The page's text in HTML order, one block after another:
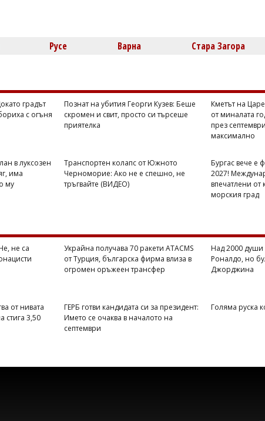
Русе Варна Стара Загора
градът
с огъня
Познат на убития Георги Кузев: Беше
скромен и свит, просто си търсеше
приятелка
Кметът на
от миналата
през
максимално
в луксозен
има
му
Транспортен колапс от Южното
Черноморие: Ако не е спешно, не
тръгвайте (ВИДЕО)
Бургас вече е
2027!
впечатлени от
морския град
не са
Украйна получава 70 ракети ATACMS
от Турция, българска фирма влиза в
огромен оръжеен трансфер
Над 2000 души
Роналдо, но
Джорджина
от нивата
стига 3,50
ГЕРБ готви кандидата си за президент:
Името се очаква в началото на
септември
Голяма руска